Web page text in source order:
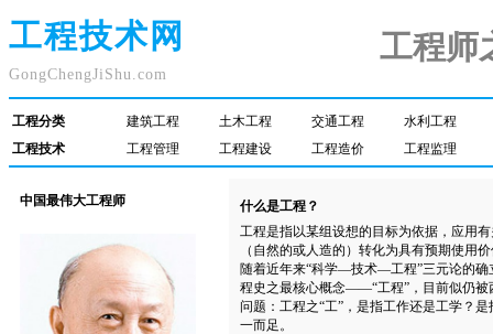
工程技术网
GongChengJiShu.com
工程师
工程分类 建筑工程 土木工程 交通工程
水利工程
工程技术
工程管理 工程建设 工程造价 工程监理
中国最伟大工程师
什么是工程？
工程是指以某组设想的目标为依据，应用
（自然的或人造的）转化为具有预期使用
随着近年来“科学—技术—工程”三元论的确
程史之最核心概念——“工程”，目前似仍被
问题：工程之“工”，是指工作还是工学？
一而足。